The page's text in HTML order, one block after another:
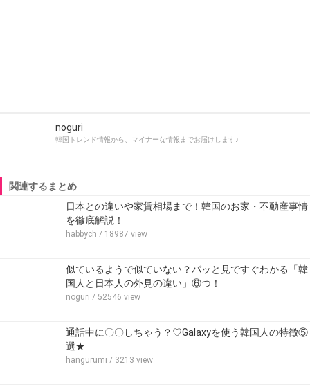
noguri
韓国トレンド情報から、マイナーな情報までお届けします♪
関連するまとめ
日本との違いや家賃相場まで！韓国のお家・不動産事情
を徹底解説！
habbych / 18987 view
似ているようで似ていない？パッと見ですぐわかる「韓
国人と日本人の外見の違い」⑥つ！
noguri / 52546 view
通話中に〇〇しちゃう？♡Galaxyを使う韓国人の特徴⑤
選★
hangurumi / 3213 view